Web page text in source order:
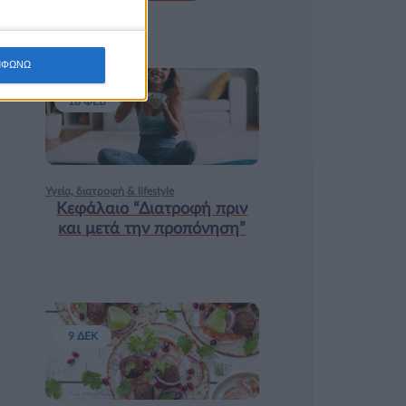
Υγεία, διατροφή & lifestyle
Κεφάλαιο “Διατροφή πριν
και μετά την προπόνηση”
18 ΦΕΒ
9 ΔΕΚ